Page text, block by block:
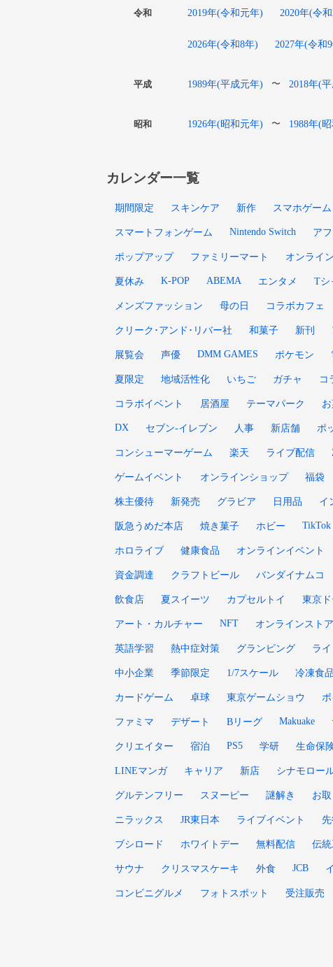
令和 2019年(令和元年) 2020年(令
2026年(令和8年) 2027年(令和
平成 1989年(平成元年) 〜 2018年(
昭和 1926年(昭和元年) 〜 1988年(
カレンダー一覧
期間限定 スキンケア 新作 スマホゲーム
スマートフォンゲーム Nintendo Switch ア
ポップアップ ファミリーマート オンライ
夏休み K-POP ABEMA エンタメ Tシ
メンズファッション 母の日 コラボカフェ
クリーク･アンド･リバー社 和菓子 新刊
展覧会 声優 DMM GAMES ポケモン
夏限定 地域活性化 いちご ガチャ コ
コラボイベント 居酒屋 テーマパーク
DX セブン‐イレブン 人事 新店舗 ポ
コンシューマーゲーム 楽天 ライブ配信
ゲームイベント オンラインショップ 福袋
株主優待 新発売 グラビア 日用品 イ
阪急うめだ本店 焼き菓子 ホビー TikTok
ホロライブ 健康食品 オンラインイベント
資金調達 クラフトビール バンダイナムコ
飲食店 夏スイーツ カプセルトイ 東京
アート・カルチャー NFT オンラインストア
英語学習 熱中症対策 グランピング ラ
中小企業 季節限定 1/7スケール 冷凍食品
カードゲーム 卓球 東京ゲームショウ
ファミマ デザート Bリーグ Makuake
クリエイター 宿泊 PS5 学研 生命保
LINEマンガ キャリア 新店 シナモロー
グルテンフリー スヌーピー 謎解き お
ニラックス JR東日本 ライブイベント
ブシロード ホワイトデー 無料配信 伝
サウナ クリスマスケーキ 外食 JCB
コンビニグルメ フォトスポット 受注販売